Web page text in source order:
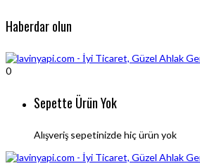
Haberdar olun
0
Sepette Ürün Yok
Alışveriş sepetinizde hiç ürün yok